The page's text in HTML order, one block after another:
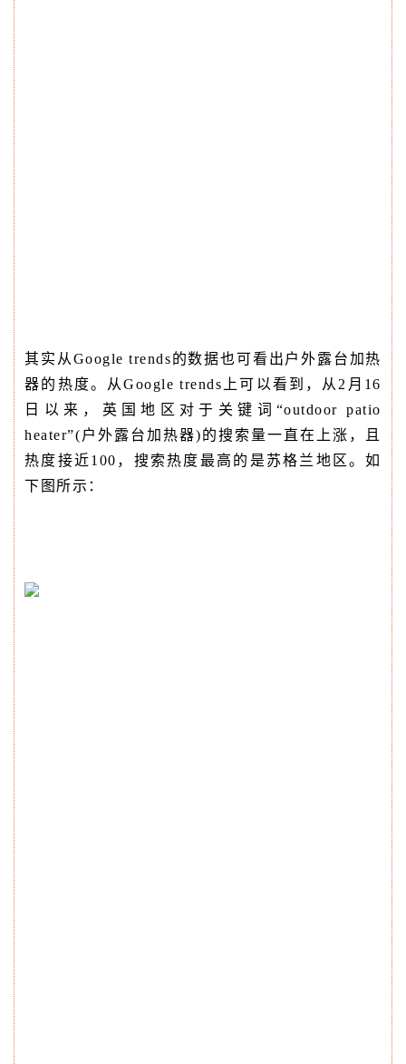
其实从Google trends的数据也可看出户外露台加热
器的热度。从Google trends上可以看到，从2月16
日以来，英国地区对于关键词“outdoor patio
heater”(户外露台加热器)的搜索量一直在上涨，且
热度接近100，搜索热度最高的是苏格兰地区。如
下图所示：